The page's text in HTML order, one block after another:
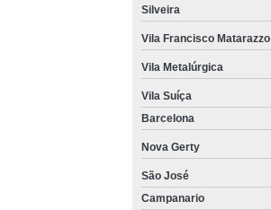
Silveira
Vila Francisco Matarazzo
Vila Metalúrgica
Vila Suíça
Barcelona
Nova Gerty
São José
Campanario